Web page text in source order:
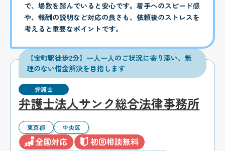
で、場数を踏んでいると安心です。着手へのスピード感
や、報酬の説明など対応の良さも、依頼後のストレスを
考えると重要なポイントです。
【宝町駅徒歩2分】一人一人のご状況に寄り添い、無
理のない借金解決を目指します
弁護士
弁護士法人サンク総合法律事務所
東京都 中央区
全国対応 初回相談無料